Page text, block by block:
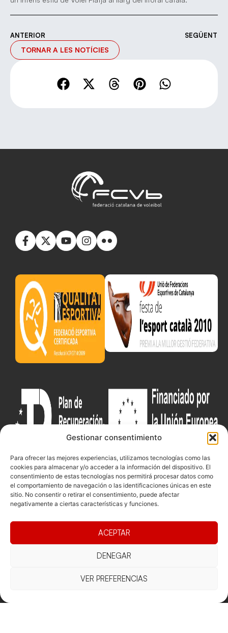
Gestionar consentimiento
Para ofrecer las mejores experiencias, utilizamos tecnologías como las
cookies para almacenar y/o acceder a la información del dispositivo. El
consentimiento de estas tecnologías nos permitirá procesar datos como
el comportamiento de navegación o las identificaciones únicas en este
sitio. No consentir o retirar el consentimiento, puede afectar
negativamente a ciertas características y funciones.
ACEPTAR
DENEGAR
VER PREFERENCIAS
ANTERIOR SEGÜENT
TORNAR A LES NOTÍCIES
Federació
directiva
Competicions
Competiciones
Competiciones
Vólei neu
Documentacio
Funcionament
Eleccions
Contacte
16, 5ºC,
Barcelona